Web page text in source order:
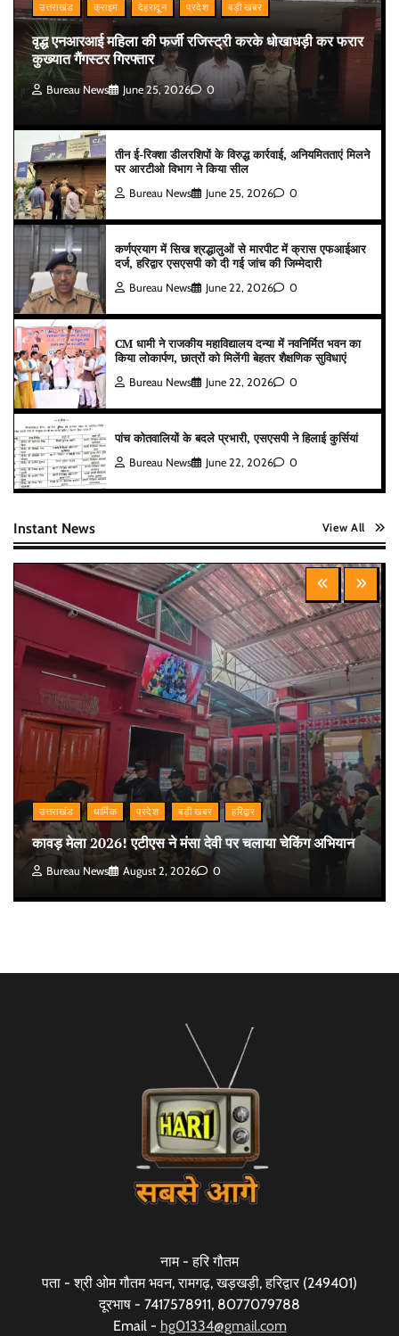
उत्तराखंड क्राइम देहरादून प्रदेश बड़ी खबर
वृद्ध एनआरआई महिला की फर्जी रजिस्ट्री करके धोखाधड़ी कर फरार
कुख्यात गैंगस्टर गिरफ्तार
Bureau News June 25, 2026 0
तीन ई-रिक्शा डीलरशिपों के विरुद्ध कार्रवाई, अनियमितताएं मिलने
पर आरटीओ विभाग ने किया सील
Bureau News June 25, 2026 0
कर्णप्रयाग में सिख श्रद्धालुओं से मारपीट में क्रास एफआईआर
दर्ज, हरिद्वार एसएसपी को दी गई जांच की जिम्मेदारी
Bureau News June 22, 2026 0
CM धामी ने राजकीय महाविद्यालय दन्या में नवनिर्मित भवन का
किया लोकार्पण, छात्रों को मिलेंगी बेहतर शैक्षणिक सुविधाएं
Bureau News June 22, 2026 0
पांच कोतवालियों के बदले प्रभारी, एसएसपी ने हिलाई कुर्सियां
Bureau News June 22, 2026 0
Instant News View All
उत्तराखंड धार्मिक प्रदेश बड़ी खबर हरिद्वार
कावड़ मेला 2026! एटीएस ने मंसा देवी पर चलाया चेकिंग अभियान
Bureau News August 2, 2026 0
नाम - हरि गौतम
पता - श्री ओम गौतम भवन, रामगढ़, खड़खड़ी, हरिद्वार (249401)
दूरभाष - 7417578911, 8077079788
Email - hg01334@gmail.com